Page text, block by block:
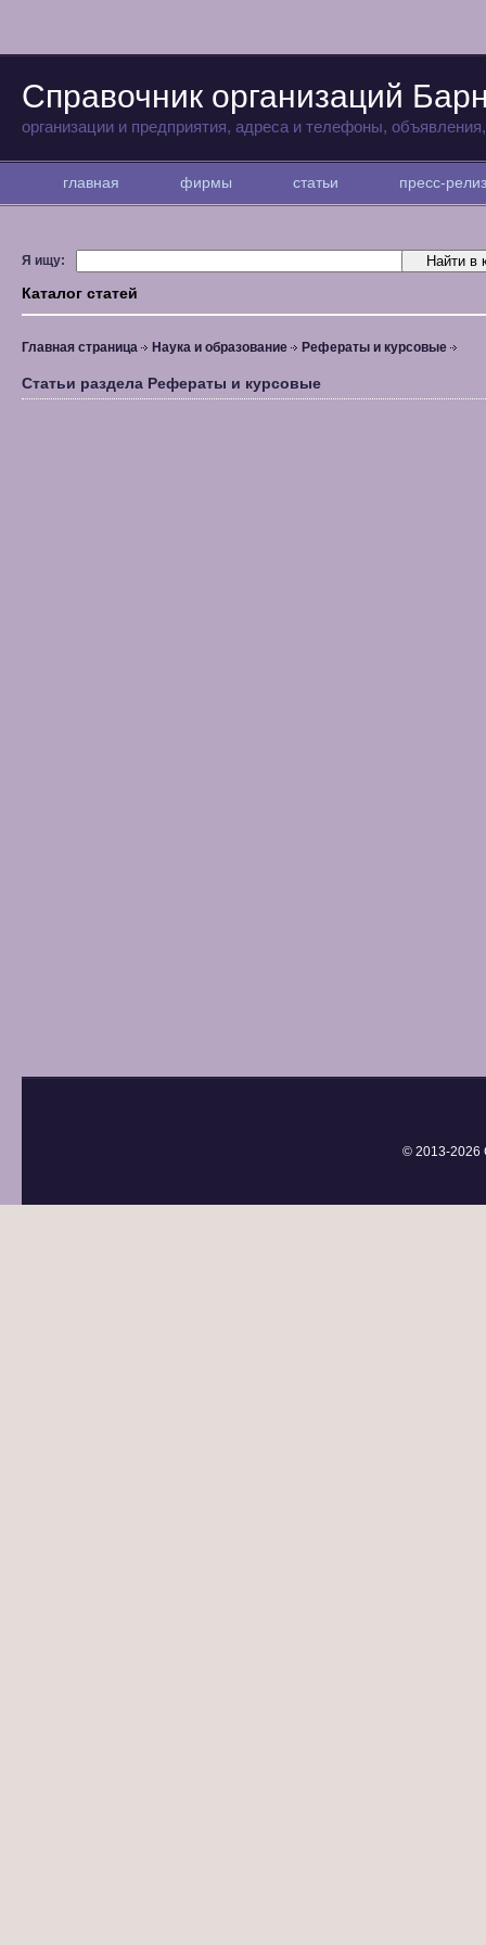
Справочник организаций
организации и предприятия, адреса и телефоны,
главная фирмы статьи пресс-
Я ищу:
Каталог статей
Главная страница Наука и образование Рефераты и курсовые
Статьи раздела Рефераты и курсовые
© 2013-2026